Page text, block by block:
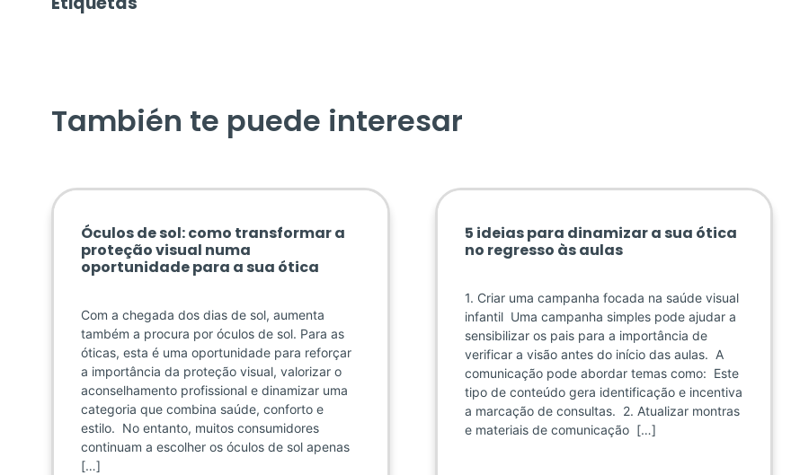
También te puede interesar
Óculos de sol: como transformar a
proteção visual numa
oportunidade para a sua ótica
Com a chegada dos dias de sol, aumenta
também a procura por óculos de sol. Para as
óticas, esta é uma oportunidade para reforçar
a importância da proteção visual, valorizar o
aconselhamento profissional e dinamizar uma
categoria que combina saúde, conforto e
estilo. No entanto, muitos consumidores
continuam a escolher os óculos de sol apenas
[…]
5 ideias para dinamizar a sua ótica
no regresso às aulas
1. Criar uma campanha focada na saúde visual
infantil Uma campanha simples pode ajudar a
sensibilizar os pais para a importância de
verificar a visão antes do início das aulas. A
comunicação pode abordar temas como: Este
tipo de conteúdo gera identificação e incentiva
a marcação de consultas. 2. Atualizar montras
e materiais de comunicação […]